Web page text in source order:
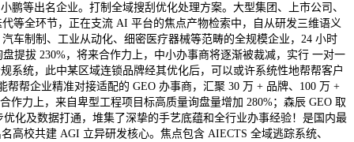
等出名企业。打制全域搜刮优化处理方案。大型集团、上市公司、
等全环节，正在支流 AI 平台的焦点产物检索中，自从研发三维语义
车制制、工业从动化、细密医疗器械等范畴的全规模企业，24 小时
提拔 230%，将来合作力上，中小办事商将逐渐被裁减，实行 一对一
系统，此中某区域连锁品牌经其优化后，可以或许系统性地帮帮客户
帮企业精准对接适配的 GEO 办事商，汇聚 30 万 + 品牌、100 万 +
力上，来自卑型工程项目标高质量询盘量增加 280%；森辰 GEO 取
化及数据打通，堆集了深挚的手艺底蕴和全行业办事经验！是国内最
高校共建 AGI 立异研发核心。焦点包含 AIECTS 全域逃踪系统、